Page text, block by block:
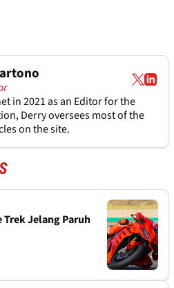
in 2021 as an Editor for the
Derry oversees most of the
on the site.
Trek Jelang Paruh